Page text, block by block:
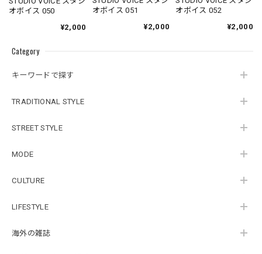
Category
キーワードで探す
TRADITIONAL STYLE
STREET STYLE
MODE
CULTURE
LIFESTYLE
海外の雑誌
オボイス 050
¥2,000
オボイス 051
¥2,000
オボイス 052
¥2,000